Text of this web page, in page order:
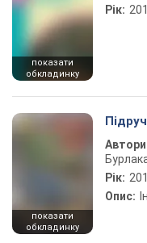
показати
обкладинку
Рік:
показати
обкладинку
Рік:
Опис: